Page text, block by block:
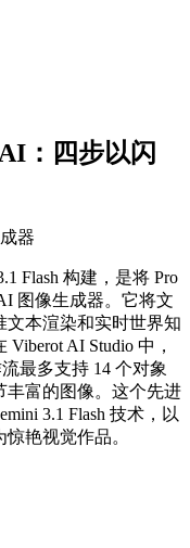
：四步以闪
器
Flash 构建，是将 Pro
图像生成器。它将文
本渲染和实时世界知
AI Studio 中，
最多支持 14 个对象
丰富的图像。这个先进
3.1 Flash 技术，以
艳视觉作品。